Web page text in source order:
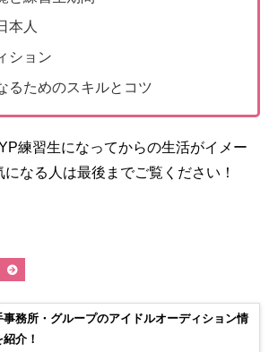
本人
ション
るためのスキルとコツ
練習生になってからの生活がイメー
なる人は最後までご覧ください！
事務所・グループのアイドルオーディション情
介！